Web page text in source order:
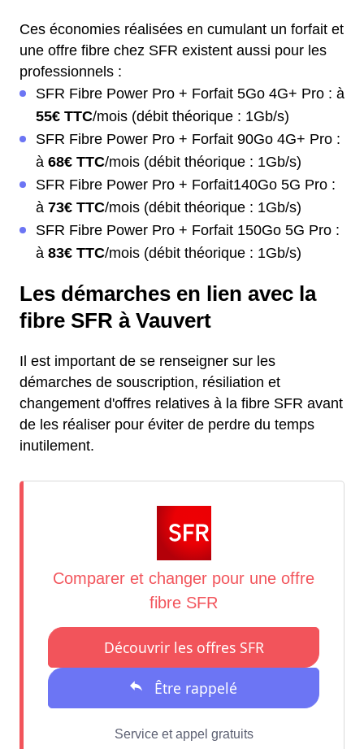
Ces économies réalisées en cumulant un forfait et
une offre fibre chez SFR existent aussi pour les
professionnels :
SFR Fibre Power Pro + Forfait 5Go 4G+ Pro : à
55€ TTC/mois (débit théorique : 1Gb/s)
SFR Fibre Power Pro + Forfait 90Go 4G+ Pro :
à 68€ TTC/mois (débit théorique : 1Gb/s)
SFR Fibre Power Pro + Forfait140Go 5G Pro :
à 73€ TTC/mois (débit théorique : 1Gb/s)
SFR Fibre Power Pro + Forfait 150Go 5G Pro :
à 83€ TTC/mois (débit théorique : 1Gb/s)
Les démarches en lien avec la
fibre SFR à Vauvert
Il est important de se renseigner sur les
démarches de souscription, résiliation et
changement d'offres relatives à la fibre SFR avant
de les réaliser pour éviter de perdre du temps
inutilement.